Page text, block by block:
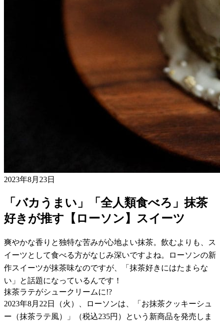
2023年8月23日
「バカうまい」「全人類食べろ」抹茶
好きが推す【ローソン】スイーツ
爽やかな香りと独特な苦みが心地よい抹茶。飲むよりも、ス
イーツとして食べる方がなじみ深いですよね。ローソンの新
作スイーツが抹茶味なのですが、「抹茶好きにはたまらな
い」と話題になっているんです！
抹茶ラテがシュークリームに!?
2023年8月22日（火）、ローソンは、「お抹茶クッキーシュ
ー（抹茶ラテ風）」（税込235円）という新商品を発売しま